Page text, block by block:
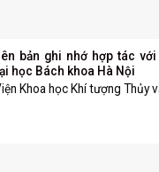
bản ghi nhớ hợp tác
học Bách khoa Hà Nội
Khoa học Khí tượng Thủy